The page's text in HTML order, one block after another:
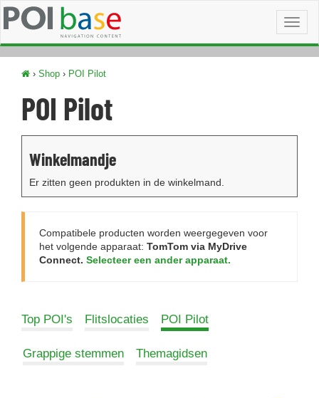
› Shop › POI Pilot
POI Pilot
Winkelmandje
Er zitten geen produkten in de winkelmand.
Compatibele producten worden weergegeven voor
het volgende apparaat: TomTom via MyDrive
Connect. Selecteer een ander apparaat.
Top POI's Flitslocaties POI Pilot
Grappige stemmen Themagidsen